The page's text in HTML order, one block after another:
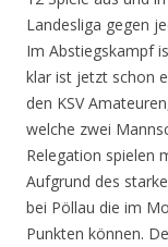
Landesliga gegen
Im Abstiegskampf
klar ist jetzt schon
den KSV
welche zwei
Relegation spielen
Aufgrund des
bei Pöllau die im
Punkten können.